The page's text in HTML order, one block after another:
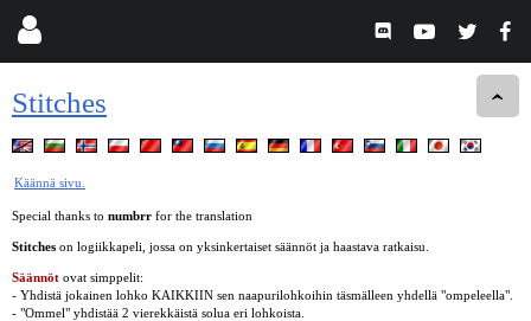
Stitches
Käännä sivu.
Special thanks to numbrr for the translation
Stitches on logiikkapeli, jossa on yksinkertaiset säännöt ja haastava ratkaisu.
Säännöt ovat simppelit:
- Yhdistä jokainen lohko KAIKKIIN sen naapurilohkoihin täsmälleen yhdellä "ompeleella".
- "Ommel" yhdistää 2 vierekkäistä solua eri lohkoista.